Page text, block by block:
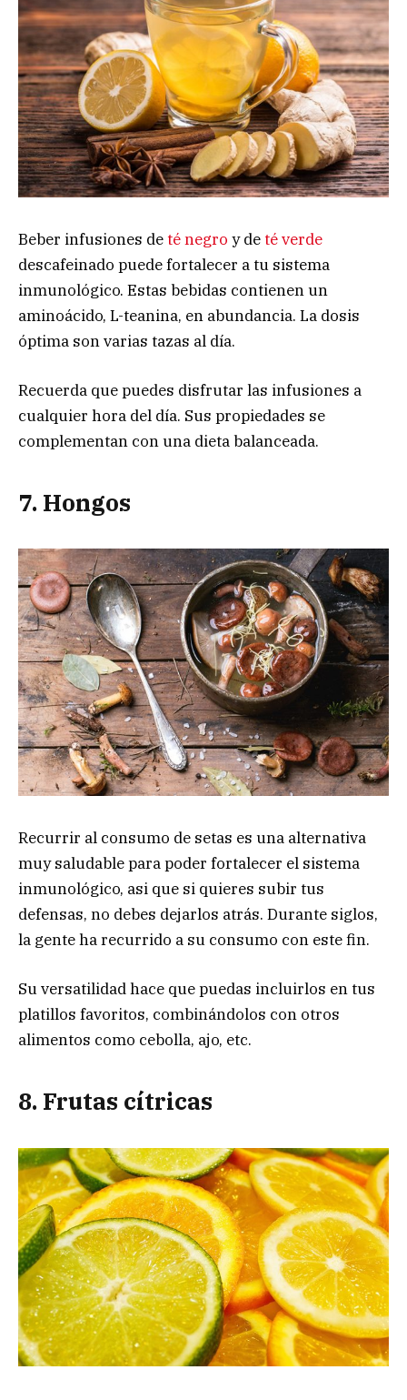
Beber infusiones deté negro y deté verde
descafeinado puede fortalecer a tu sistema
inmunológico. Estas bebidas contienen un
aminoácido, L-teanina, en abundancia. La dosis
óptima son varias tazas al día.
Recuerda que puedes disfrutar las infusiones a
cualquier hora del día. Sus propiedades se
complementan con una dieta balanceada.
7. Hongos
Recurrir al consumo de setas es una alternativa
muy saludable para poder fortalecer el sistema
inmunológico, asi que si quieres subir tus
defensas, no debes dejarlos atrás. Durante siglos,
la gente ha recurrido a su consumo con este fin.
Su versatilidad hace que puedas incluirlos en tus
platillos favoritos, combinándolos con otros
alimentos como cebolla, ajo, etc.
8. Frutas cítricas